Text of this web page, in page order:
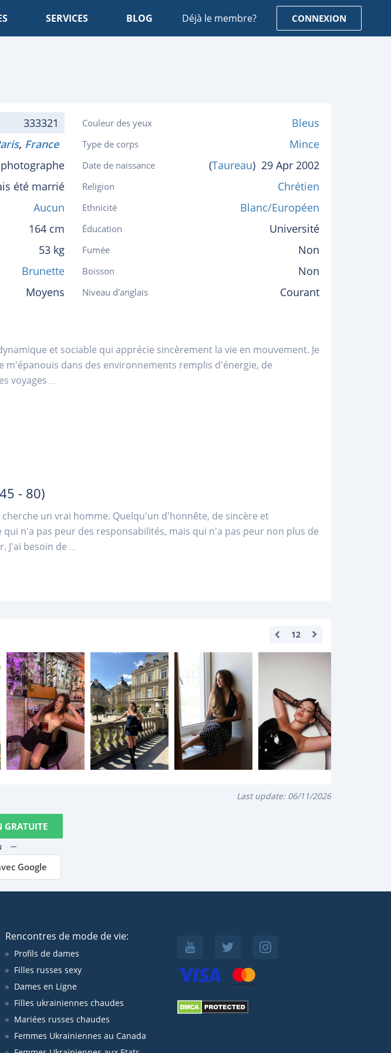
SERVICES BLOG Déjà le membre? CONNEXION
333321
, France
photographe
été marrié
Aucun
164 cm
53 kg
Brunette
Moyens
Couleur des yeux Bleus
Type de corps Mince
Date de naissance (Taureau) 29 Apr 2002
Religion Chrétien
Ethnicité Blanc/Européen
Éducation Université
Fumée Non
Boisson Non
Niveau d'anglais Courant
et sociable qui apprécie sincèrement la vie en mouvement. Je
m'épanouis dans des environnements remplis d'énergie, de
voyages ...
- 80)
cherche un vrai homme. Quelqu'un d'honnête, de sincère et
n'a pas peur des responsabilités, mais qui n'a pas peur non plus de
J'ai besoin de ...
12
Last update: 06/11/2026
GRATUITE
Google
Rencontres de mode de vie:
Profils de dames
Filles russes sexy
Dames en Ligne
Filles ukrainiennes chaudes
Mariées russes chaudes
Femmes Ukrainiennes au Canada